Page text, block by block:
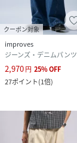
クーポン対象
improves
ジーンズ・デニムパンツ
2,970円 25%OFF
27ポイント(1倍)